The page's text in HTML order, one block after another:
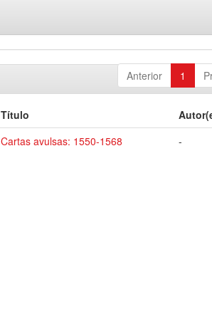
Anterior 1
Título
Cartas avulsas: 1550-1568 -